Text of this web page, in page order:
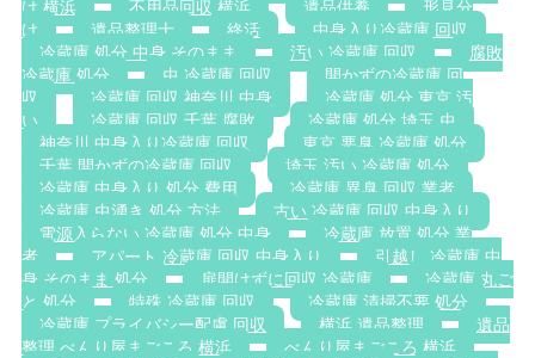
け 横浜
不用品回収 横浜 遺品供養
形見分
け
遺品整理士 終活
中身入り冷蔵庫 回収
冷蔵庫 処分 中身 そのまま
汚い 冷蔵庫 回収
腐敗
冷蔵庫 処分
虫 冷蔵庫 回収
開かずの冷蔵庫 回
収
冷蔵庫 回収 神奈川 中身
冷蔵庫 処分 東京 汚
い
冷蔵庫 回収 千葉 腐敗
冷蔵庫 処分 埼玉 虫
神奈川 中身入り冷蔵庫 回収
東京 悪臭 冷蔵庫 処分
千葉 開かずの冷蔵庫 回収
埼玉 汚い 冷蔵庫 処分
冷蔵庫 中身入り 処分 費用
冷蔵庫 異臭 回収 業者
冷蔵庫 虫湧き 処分 方法
古い 冷蔵庫 回収 中身入り
電源入らない 冷蔵庫 処分 中身
冷蔵庫 放置 処分 業
者
アパート 冷蔵庫 回収 中身入り
引越し 冷蔵庫 中
身 そのまま 処分
扉開けずに回収 冷蔵庫
冷蔵庫 丸ご
と 処分
特殊 冷蔵庫 回収
冷蔵庫 清掃不要 処分
冷蔵庫 プライバシー配慮 回収
横浜 遺品整理
遺品
整理 べんり屋まごころ 横浜
べんり屋まごころ 横浜